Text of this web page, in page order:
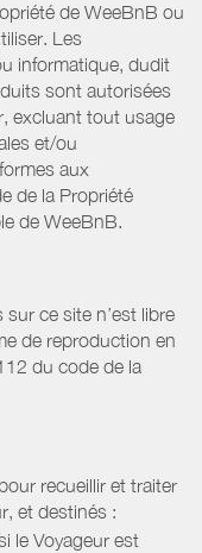
de WeeBnB ou
Les
informatique, dudit
sont autorisées
excluant tout usage
et/ou
aux
de la Propriété
de WeeBnB.
ce site n’est libre
de reproduction en
du code de la
recueillir et traiter
et destinés :
le Voyageur est